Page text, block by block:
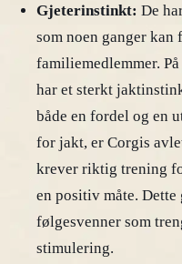
Gjeterinstinkt: De
som noen ganger
familiemedlemmer. På
har et sterkt
både en fordel og en
for jakt, er Corgis
krever riktig trening
en positiv måte.
følgesvenner som
stimulering.